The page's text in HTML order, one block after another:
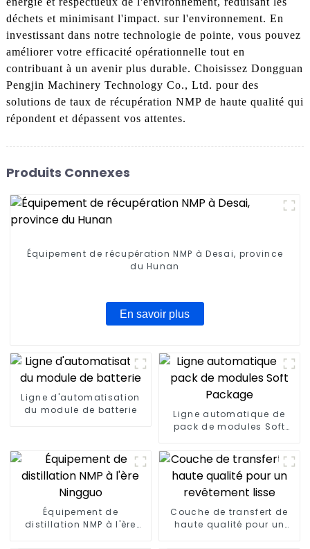
déchets et minimisant l'impact. sur l'environnement. En
investissant dans notre technologie de pointe, vous pouvez
améliorer votre efficacité opérationnelle tout en
contribuant à un avenir plus durable. Choisissez Dongguan
Pengjin Machinery Technology Co., Ltd. pour des
solutions de taux de récupération NMP de haute qualité qui
répondent et dépassent vos attentes.
Produits Connexes
Équipement de récupération NMP à Desai, province
du Hunan
En savoir plus
Ligne d'automatisation
du module de batterie
Ligne automatique de
pack de modules Soft
Équipement de
distillation NMP à l'ère
Couche de transfert de
haute qualité pour un